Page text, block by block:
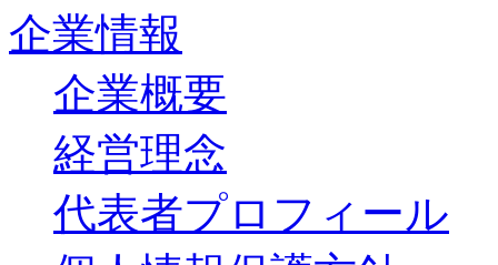
企業情報
企業概要
経営理念
代表者プロフィール